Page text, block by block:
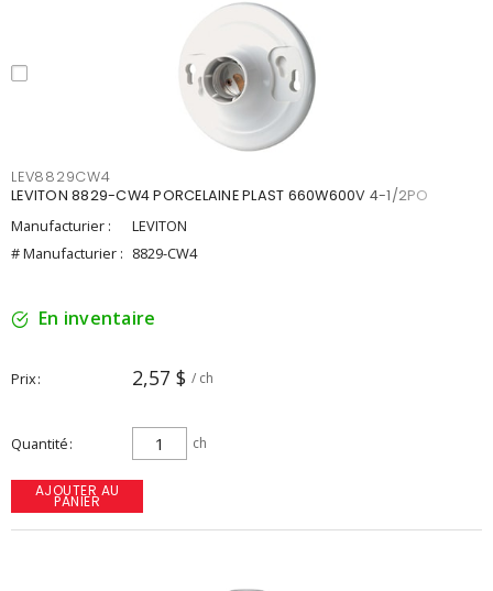
LEV8829CW4
LEVITON 8829-CW4 PORCELAINE PLAST 660W600V 4-1/2PO
Manufacturier :
LEVITON
# Manufacturier : 8829-CW4
En inventaire
Prix 2,57 $ / ch
Quantité ch
AJOUTER AU
PANIER